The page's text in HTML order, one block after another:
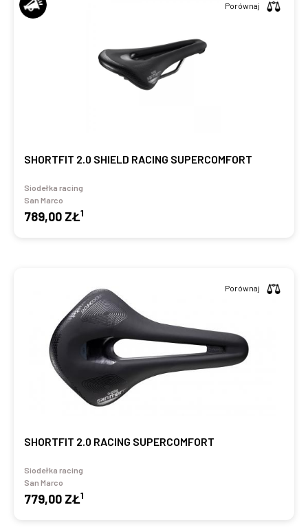
SHORTFIT 2.0 SHIELD RACING SUPERCOMFORT
Siodełka racing
San Marco
789,00 ZŁ1
Porównaj
SHORTFIT 2.0 RACING SUPERCOMFORT
Siodełka racing
San Marco
779,00 ZŁ1
Porównaj